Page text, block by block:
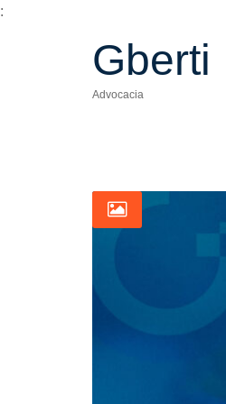
:
Gberti
Advocacia